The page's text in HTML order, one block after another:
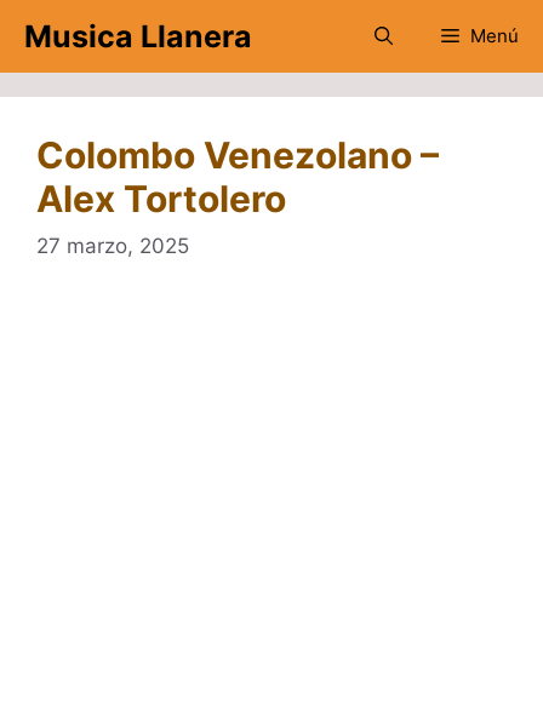
contenido
Musica Llanera Menú
Colombo Venezolano –
Alex Tortolero
27 marzo, 2025